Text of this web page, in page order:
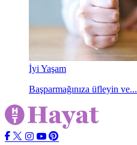
İyi Yaşam
Başparmağınıza üfleyin ve...